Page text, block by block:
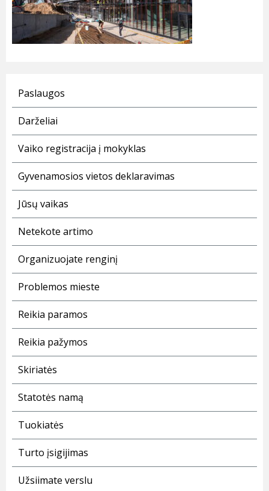
Paslaugos
Darželiai
Vaiko registracija į mokyklas
Gyvenamosios vietos deklaravimas
Jūsų vaikas
Netekote artimo
Organizuojate renginį
Problemos mieste
Reikia paramos
Reikia pažymos
Skiriatės
Statotės namą
Tuokiatės
Turto įsigijimas
Užsiimate verslu